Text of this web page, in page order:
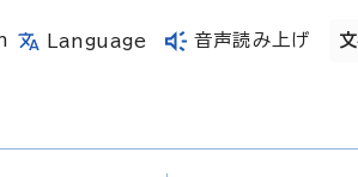
Language 音声読み上げ